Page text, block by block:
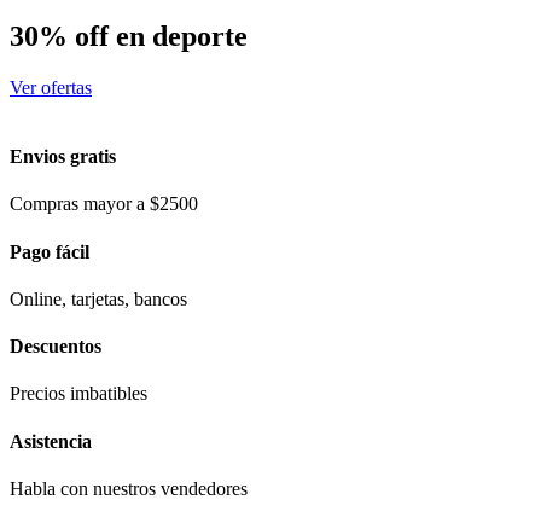
30% off en deporte
Ver ofertas
Envios gratis
Compras mayor a $2500
Pago fácil
Online, tarjetas, bancos
Descuentos
Precios imbatibles
Asistencia
Habla con nuestros vendedores